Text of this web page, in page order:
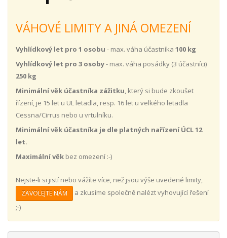
VÁHOVÉ LIMITY A JINÁ OMEZENÍ
Vyhlídkový let pro 1 osobu - max. váha účastníka 100 kg
Vyhlídkový let pro 3 osoby- max. váha posádky (3 účastníci)
250 kg
Minimální věk účastníka zážitku, který si bude zkoušet
řízení, je 15 let u UL letadla, resp. 16 let u velkého letadla
Cessna/Cirrus nebo u vrtulníku.
Minimální věk účastníka je dle platných nařízení ÚCL 12
let.
Maximální věk bez omezení :-)
Nejste-li si jistí nebo vážíte více, než jsou výše uvedené limity,
ZAVOLEJTE NÁM
a zkusíme společně nalézt vyhovující řešení
;-)